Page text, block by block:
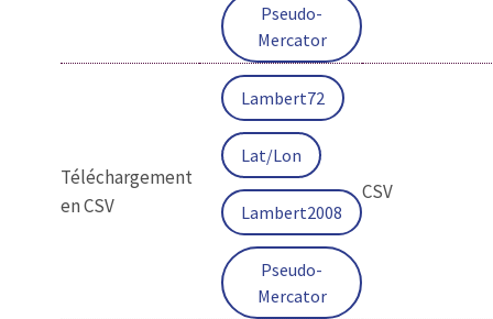
Pseudo-
Mercator
Téléchargement
en CSV
Lambert72
Lat/Lon
Lambert2008
Pseudo-
Mercator
CSV